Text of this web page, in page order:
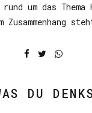
rund um das
DU